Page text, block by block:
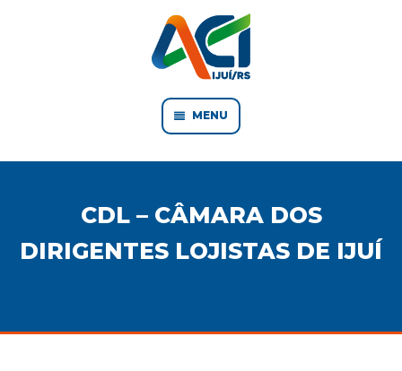
MENU
CDL – CÂMARA DOS
DIRIGENTES LOJISTAS DE IJUÍ